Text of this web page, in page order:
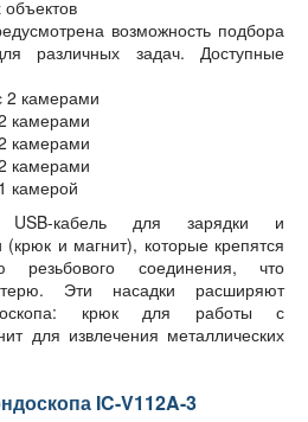
возможность подбора
различных задач. Доступные
камерами
камерами
камерами
камерами
камерой
кабель для зарядки и
и магнит), которые крепятся
соединения, что
Эти насадки расширяют
крюк для работы с
для извлечения металлических
IC-V112A-3